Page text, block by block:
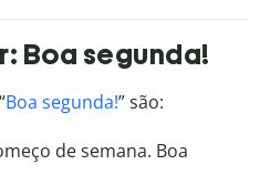
Boa segunda!
Boa segunda!” são:
de semana. Boa